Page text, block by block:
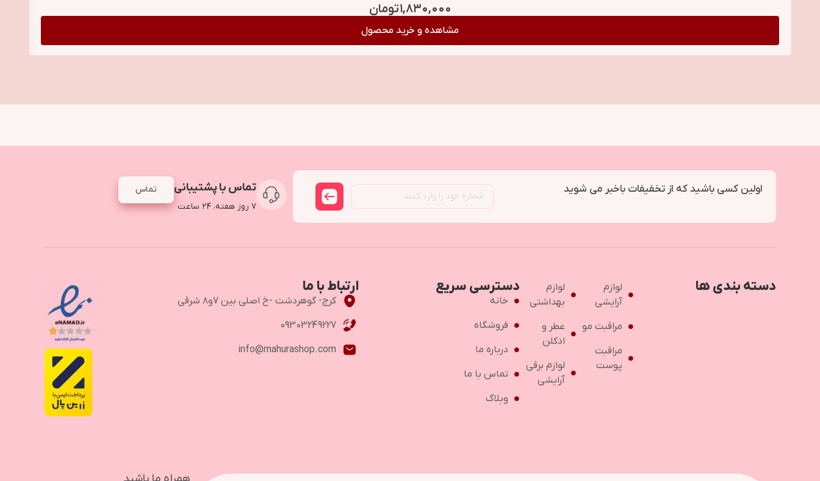
۱,۸۳۰,۰۰۰تومان
مشاهده و خرید محصول
اولین کسی باشید که از تخفیفات باخبر می شوید تماس با پشتیبانی
۷ روز هفته، ۲۴ ساعت
تماس
دسته بندی ها
لوازم
آرایشی
مراقبت مو
مراقبت
پوست
لوازم
بهداشتی
عطر و
ادکلن
لوازم برقی
آرایشی
دسترسی سریع
خانه
فروشگاه
درباره ما
تماس با ما
وبلاگ
ارتباط با ما
کرج- گوهردشت -خ اصلی بین ۷و۸ شرقی
09303249227
info@mahurashop.com